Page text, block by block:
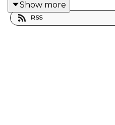
Show more
RSS